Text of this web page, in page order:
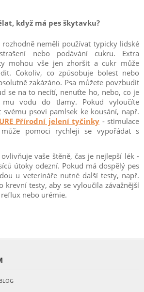
když má pes škytavku?
neměli používat typicky lidské
nebo podávání cukru. Extra
mohou vše jen zhoršit a cukr může
Cokoliv, co způsobuje bolest nebo
zakázáno. Psa můžete povzbudit
se na to necítí, nenuťte ho, nebo, co je
vodu do tlamy. Pokud vyloučíte
svému psovi pamlsek ke kousání, např.
Přírodní jelení tyčinky - stimulace
pomoci rychleji se vypořádat s
vaše štěně, čas je nejlepší lék -
útoky odezní. Pokud má dospělý pes
u veterináře nutné další testy, např.
krevní testy, aby se vyloučila závažnější
nebo urémie.